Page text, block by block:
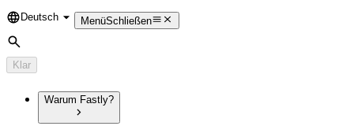
Language
Deutsch MenüSchließen
Suche
Klar
Warum Fastly?